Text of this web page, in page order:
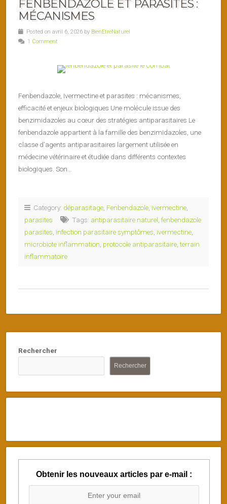
FENBENDAZOLE ET PARASITES :
MÉCANISMES
Posted on avril 6, 2026 by BienEtreNaturel
1 Comment
Fenbendazole, Ivermectine et parasites : mécanismes,
efficacité et enjeux biologiques Une molécule issue des
benzimidazoles au cœur des stratégies antiparasitaires Le
fenbendazole appartient à la famille des benzimidazoles, une
classe d’agents antiparasitaires largement utilisée en
médecine vétérinaire et étudiée dans différents contextes
biologiques. Son…
Category: déparasitage Fenbendazole ivermectine
parasites
Tags: antiparasitaire naturel fenbendazole
parasites infection parasitaire symptômes ivermectine
microbiote inflammation protocole antiparasitaire ,terrain
inflammatoire
Rechercher
Rechercher
Obtenir les nouveaux articles par e-mail :